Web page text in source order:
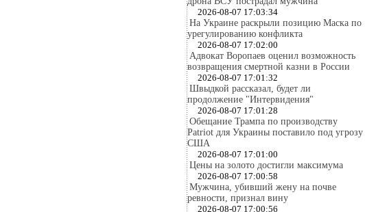
2026-08-07 17:03:34
На Украине раскрыли позицию Маска по
урегулированию конфликта
2026-08-07 17:02:00
Адвокат Воропаев оценил возможность
возвращения смертной казни в России
2026-08-07 17:01:32
Швыдкой рассказал, будет ли
продолжение "Интервидения"
2026-08-07 17:01:28
Обещание Трампа по производству
Patriot для Украины поставило под угрозу
США
2026-08-07 17:01:00
Цены на золото достигли максимума
2026-08-07 17:00:58
Мужчина, убивший жену на почве
ревности, признал вину
2026-08-07 17:00:56